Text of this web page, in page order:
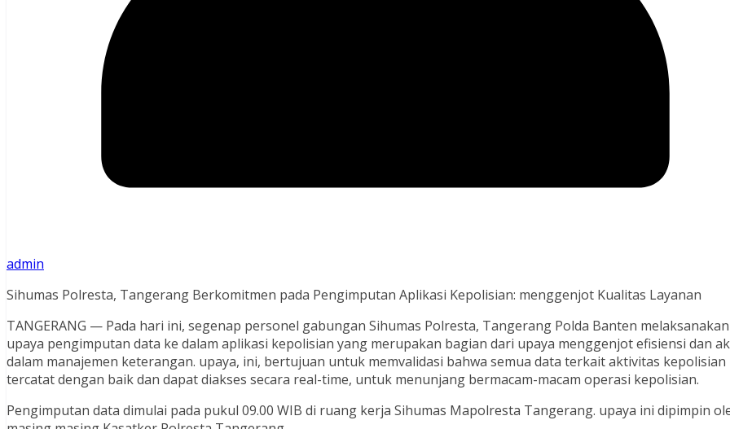
admin
Sihumas Polresta, Tangerang Berkomitmen pada Pengimputan Aplikasi Kepolisian: menggenjot Kualitas Layanan
TANGERANG — Pada hari ini, segenap personel gabungan Sihumas Polresta, Tangerang Polda Banten melaksanakan
upaya pengimputan data ke dalam aplikasi kepolisian yang merupakan bagian dari upaya menggenjot efisiensi dan
dalam manajemen keterangan. upaya, ini, bertujuan untuk memvalidasi bahwa semua data terkait aktivitas kepolisian
tercatat dengan baik dan dapat diakses secara real-time, untuk menunjang bermacam-macam operasi kepolisian.
Pengimputan data dimulai pada pukul 09.00 WIB di ruang kerja Sihumas Mapolresta Tangerang. upaya ini dipimpin